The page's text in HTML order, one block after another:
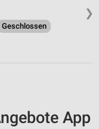
❯
Geschlossen
App